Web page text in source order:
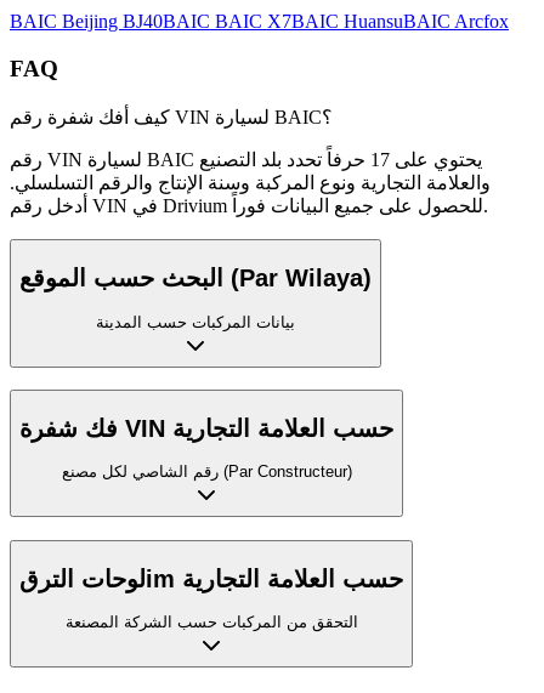
BAIC Beijing BJ40BAIC BAIC X7BAIC HuansuBAIC Arcfox
FAQ
كيف أفك شفرة رقم VIN لسيارة BAIC؟
رقم VIN لسيارة BAIC يحتوي على 17 حرفاً تحدد بلد التصنيع
والعلامة التجارية ونوع المركبة وسنة الإنتاج والرقم التسلسلي.
أدخل رقم VIN في Drivium للحصول على جميع البيانات فوراً.
البحث حسب الموقع (Par Wilaya)
بيانات المركبات حسب المدينة
فك شفرة VIN حسب العلامة التجارية
رقم الشاصي لكل مصنع (Par Constructeur)
لوحات الترقim حسب العلامة التجارية
التحقق من المركبات حسب الشركة المصنعة